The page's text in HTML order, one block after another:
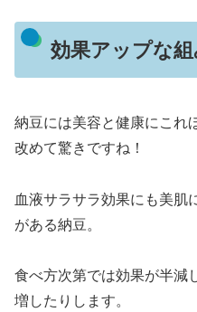
効果アップな
納豆には美容と健康にこれ
改めて驚きですね！
血液サラサラ効果にも美肌
がある納豆。
食べ方次第では効果が半減
増したりします。